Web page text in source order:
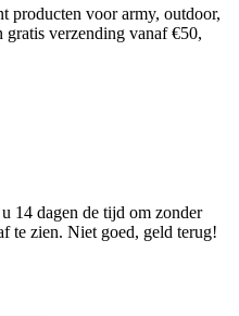
producten voor army, outdoor,
gratis verzending vanaf €50,
14 dagen de tijd om zonder
te zien. Niet goed, geld terug!